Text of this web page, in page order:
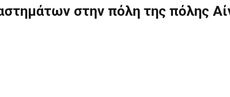
στην πόλη της πόλης